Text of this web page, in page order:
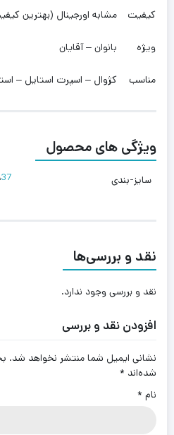
کیفیت مشابه اورجینال (بهترین
ویژه بانوان – آقایان
مناسب کژوال – اسپرت استایل –
ویژگی های محصول
سایز-بندی 37،
نقد و بررسی‌ها
نقد و بررسی وجود ندارد.
افزودن نقد و بررسی
نشانی ایمیل شما منتشر نخواهد شد.
شده‌اند *
نام *